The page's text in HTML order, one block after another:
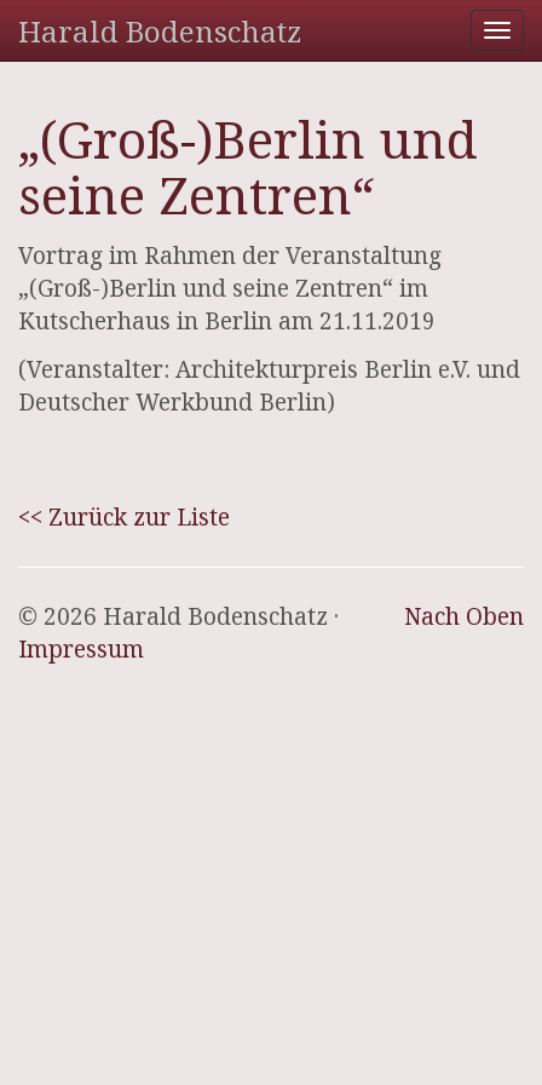
Harald Bodenschatz
„(Groß-)Berlin und
seine Zentren“
Vortrag im Rahmen der Veranstaltung
„(Groß-)Berlin und seine Zentren“ im
Kutscherhaus in Berlin am 21.11.2019
(Veranstalter: Architekturpreis Berlin e.V. und
Deutscher Werkbund Berlin)
<< Zurück zur Liste
Nach Oben
© 2026 Harald Bodenschatz ·
Impressum